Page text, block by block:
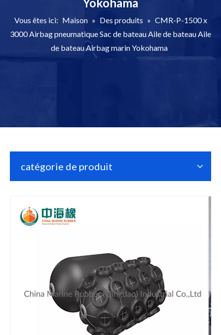
Vous êtes ici: Maison » Des produits » CMR-P-1500 x
3000 Airbag pneumatique Sac de bateau Aile de bateau Aile
de bateau Airbag marin Yokohama
catégorie de produit